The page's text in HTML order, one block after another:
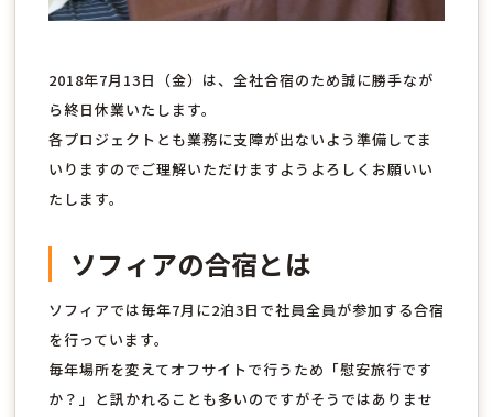
2018年7月13日（金）は、全社合宿のため誠に勝手なが
ら終日休業いたします。
各プロジェクトとも業務に支障が出ないよう準備してま
いりますのでご理解いただけますようよろしくお願いい
たします。
ソフィアの合宿とは
ソフィアでは毎年7月に2泊3日で社員全員が参加する合宿
を行っています。
毎年場所を変えてオフサイトで行うため「慰安旅行です
か？」と訊かれることも多いのですがそうではありませ